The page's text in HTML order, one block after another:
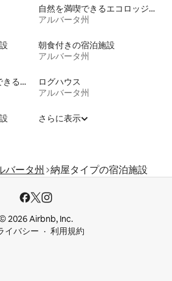
自然を満喫できるエコロッジの宿泊施設
アルバータ州
朝食付きの宿泊施設
アルバータ州
スキーイン/アウトができる宿泊先
ログハウス
アルバータ州
さらに表示
バータ州 納屋タイプの宿泊施設
2026 Airbnb, Inc.
イバシー
利用規約